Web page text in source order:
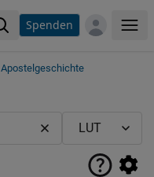
Spenden
Apostelgeschichte